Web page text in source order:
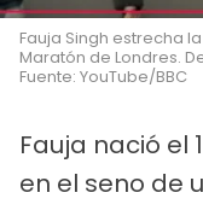
Fauja Singh estrecha
Maratón de Londres.
Fuente: YouTube/BBC
Fauja nació el
en el seno de